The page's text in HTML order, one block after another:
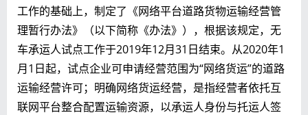
工作的基础上，制定了《网络平台道路货物运输经营管
理暂行办法》（以下简称《办法》），根据该规定，无
车承运人试点工作于2019年12月31日结束。从2020年1
月1日起，试点企业可申请经营范围为“网络货运”的道路
运输经营许可；明确网络货运经营，是指经营者依托互
联网平台整合配置运输资源，以承运人身份与托运人签